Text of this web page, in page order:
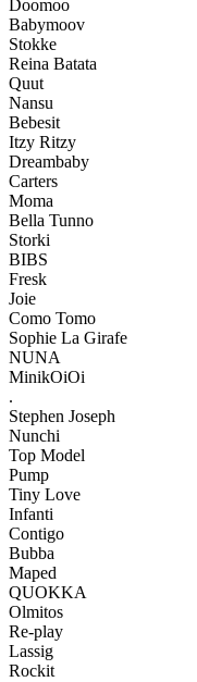
Doomoo
Babymoov
Stokke
Reina Batata
Quut
Nansu
Bebesit
Itzy Ritzy
Dreambaby
Carters
Moma
Bella Tunno
Storki
BIBS
Fresk
Joie
Como Tomo
Sophie La Girafe
NUNA
MinikOiOi
.
Stephen Joseph
Nunchi
Top Model
Pump
Tiny Love
Infanti
Contigo
Bubba
Maped
QUOKKA
Olmitos
Re-play
Lassig
Rockit